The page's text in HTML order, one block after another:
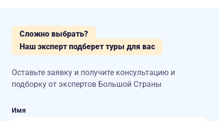
Сложно выбрать?
Наш эксперт подберет туры для вас
Оставьте заявку и получите консультацию и
подборку от экспертов Большой Страны
Имя